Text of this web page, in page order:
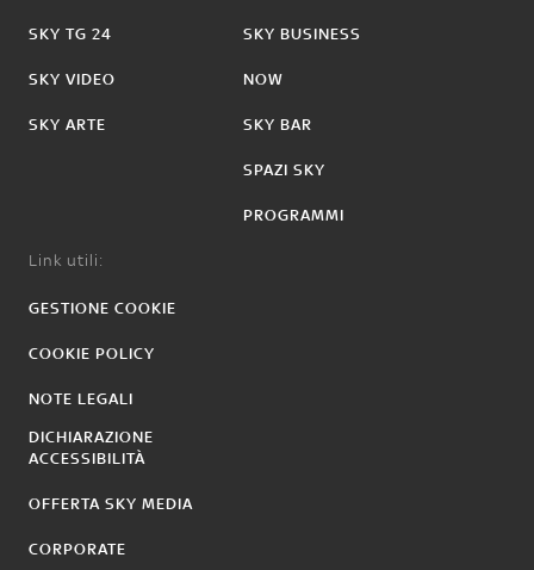
SKY TG 24
SKY VIDEO
SKY ARTE
SKY BUSINESS
NOW
SKY BAR
SPAZI SKY
PROGRAMMI
Link utili:
GESTIONE COOKIE
COOKIE POLICY
NOTE LEGALI
DICHIARAZIONE
ACCESSIBILITÀ
OFFERTA SKY MEDIA
CORPORATE